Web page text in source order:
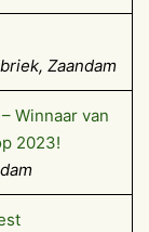
Zaandam
Winnaar van
2023!